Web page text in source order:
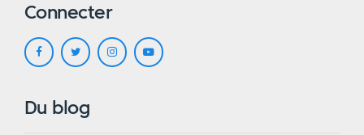
Connecter
Du blog